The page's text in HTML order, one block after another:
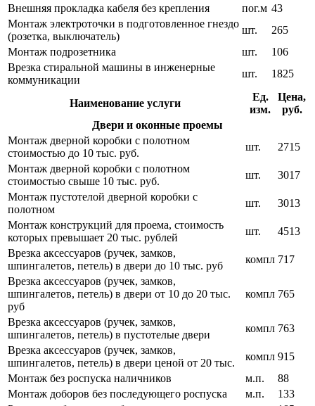
Внешняя прокладка кабеля без крепления
пог.м 43
Монтаж электроточки в подготовленное гнездо
(розетка, выключатель)
шт.
265
Монтаж подрозетника
шт.
106
Врезка стиральной машины в инженерные
коммуникации
шт. 1825
Наименование услуги
Ед.
изм.
Цена,
руб.
Двери и оконные проемы
Монтаж дверной коробки с полотном
стоимостью до 10 тыс. руб.
шт.
2715
Монтаж дверной коробки с полотном
стоимостью свыше 10 тыс. руб.
шт.
3017
Монтаж пустотелой дверной коробки с
полотном
шт.
3013
Монтаж конструкций для проема, стоимость
которых превышает 20 тыс. рублей
шт.
4513
Врезка аксессуаров (ручек, замков,
шпингалетов, петель) в двери до 10 тыс. руб
компл 717
Врезка аксессуаров (ручек, замков,
шпингалетов, петель) в двери от 10 до 20 тыс.
руб
компл 765
Врезка аксессуаров (ручек, замков,
шпингалетов, петель) в пустотелые двери
компл 763
Врезка аксессуаров (ручек, замков,
шпингалетов, петель) в двери ценой от 20 тыс.
компл 915
Монтаж без роспуска наличников
м.п.
88
Монтаж доборов без последующего роспуска
м.п.
133